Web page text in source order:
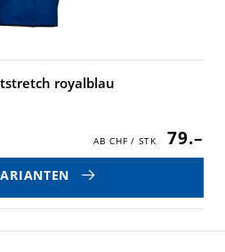
royalblau
79.–